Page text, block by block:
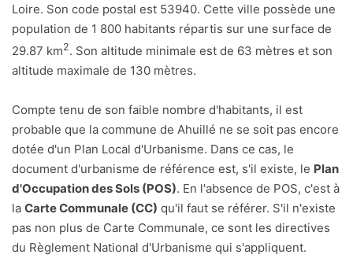
Loire. Son code postal est 53940. Cette ville possède une
population de 1 800 habitants répartis sur une surface de
29.87 km2. Son altitude minimale est de 63 mètres et son
altitude maximale de 130 mètres.
Compte tenu de son faible nombre d'habitants, il est
probable que la commune de Ahuillé ne se soit pas encore
dotée d'un Plan Local d'Urbanisme. Dans ce cas, le
document d'urbanisme de référence est, s'il existe, le Plan
d'Occupation des Sols (POS). En l'absence de POS, c'est à
la Carte Communale (CC) qu'il faut se référer. S'il n'existe
pas non plus de Carte Communale, ce sont les directives
du Règlement National d'Urbanisme qui s'appliquent.